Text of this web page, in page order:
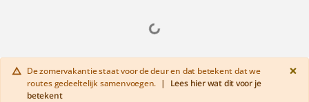
warning De zomervakantie staat voor de deur en dat betekent dat we
routes gedeeltelijk samenvoegen. |
Lees hier wat dit voor je
betekent
×